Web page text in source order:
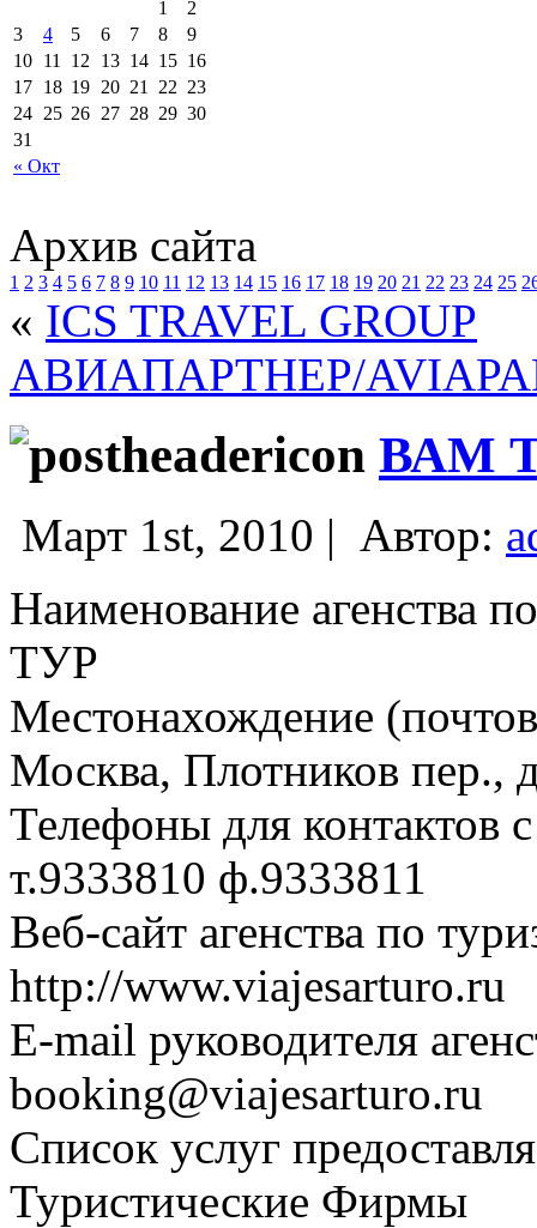
« Окт
1
2
3
4 5 6 7 8
9
10 11 12 13 14 15 16
17 18 19 20 21 22 23
24 25 26 27 28 29 30
31
Архив сайта
1 2 3 4 5 6 7 8 9 10 11 12 13 14 15 16 17 18 19 20 21 22 23 24 25
« ICS TRAVEL GROUP
АВИАПАРТНЕР/
ВАМ
Март 1st, 2010 | Автор:
Наименование агенства
ТУР
Местонахождение
Москва, Плотников пер.,
Телефоны для контактов
т.9333810 ф.9333811
Веб-сайт агенства по
http://www.viajesarturo.ru
E-mail руководителя
booking@viajesarturo.ru
Список услуг
Туристические Фирмы